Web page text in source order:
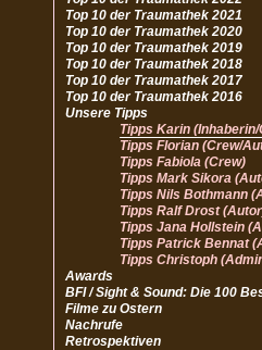
Top 10 der Traumathek 2021
Top 10 der Traumathek 2020
Top 10 der Traumathek 2019
Top 10 der Traumathek 2018
Top 10 der Traumathek 2017
Top 10 der Traumathek 2016
Unsere Tipps
Tipps Karin
Tipps Florian (Crew/
Tipps Fabiola (Crew)
Tipps Mark Sikora
Tipps Nils Bothmann
Tipps Ralf Drost
Tipps Jana Hollstein
Tipps Patrick Bennat
Tipps Christoph
Awards
BFI / Sight & Sound: Die 100
Filme zu Ostern
Nachrufe
Retrospektiven